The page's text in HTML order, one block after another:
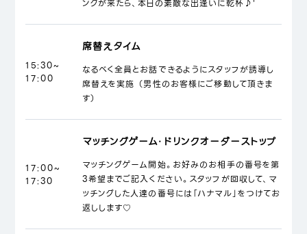
ンクが来たら、本日の素敵な出逢いに乾杯♪'
15:30~
17:00
席替えタイム
なるべく全員とお話できるようにスタッフが誘導し
席替えを実施 （男性のお客様にご移動して頂きま
す）
17:00~
17:30
マッチングゲーム・ドリンクオーダーストップ
マッチングゲーム開始。お好みのお相手の番号を第
3希望までご記入ください。スタッフが回収して、マ
ッチングした人達の番号には「ハナマル」をつけてお
返しします♡